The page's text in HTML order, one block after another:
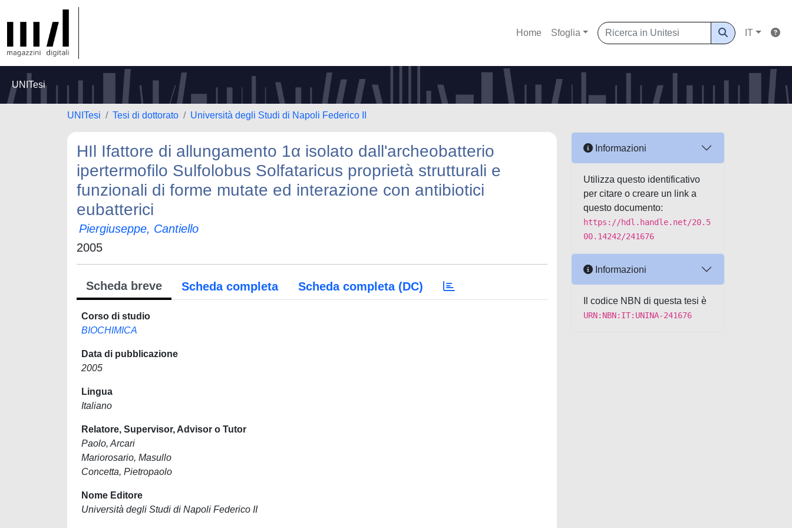
Home Sfoglia IT
UNITesi
UNITesi Tesi di dottorato Università degli Studi di Napoli Federico II
HIl Ifattore di allungamento 1α isolato dall'archeobatterio
ipertermofilo Sulfolobus Solfataricus proprietà strutturali e
funzionali di forme mutate ed interazione con antibiotici
eubatterici
Piergiuseppe, Cantiello
2005
Scheda breve Scheda completa Scheda completa (DC)
Corso di studio
BIOCHIMICA
Data di pubblicazione
2005
Lingua
Italiano
Relatore, Supervisor, Advisor o Tutor
Paolo, Arcari
Mariorosario, Masullo
Concetta, Pietropaolo
Nome Editore
Università degli Studi di Napoli Federico II
Informazioni
Utilizza questo identificativo
per citare o creare un link a
questo documento:
https://hdl.handle.net/20.5
00.14242/241676
Informazioni
Il codice NBN di questa tesi è
URN:NBN:IT:UNINA-241676